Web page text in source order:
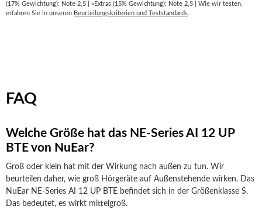
(17% Gewichtung): Note 2,5 | »Extras (15% Gewichtung): Note 2,5 | Wie wir testen,
erfahren Sie in unseren Beurteilungskriterien und Teststandards.
FAQ
Welche Größe hat das NE-Series AI 12 UP
BTE von NuEar?
Groß oder klein hat mit der Wirkung nach außen zu tun. Wir
beurteilen daher, wie groß Hörgeräte auf Außenstehende wirken. Das
NuEar NE-Series AI 12 UP BTE befindet sich in der Größenklasse S.
Das bedeutet, es wirkt mittelgroß.